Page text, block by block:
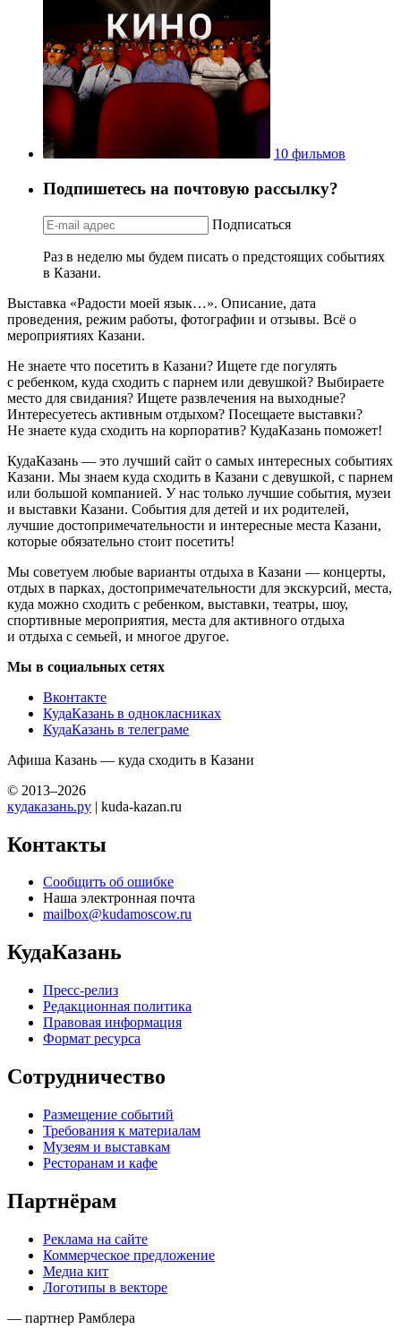
10 фильмов
Подпишетесь на почтовую рассылку?
Подписаться
Раз в неделю мы будем писать о предстоящих событиях
в Казани.
Выставка «Радости моей язык…». Описание, дата
проведения, режим работы, фотографии и отзывы. Всё о
мероприятиях Казани.
Не знаете что посетить в Казани? Ищете где погулять
с ребенком, куда сходить с парнем или девушкой? Выбираете
место для свидания? Ищете развлечения на выходные?
Интересуетесь активным отдыхом? Посещаете выставки?
Не знаете куда сходить на корпоратив? КудаКазань поможет!
КудаКазань — это лучший сайт о самых интересных событиях
Казани. Мы знаем куда сходить в Казани с девушкой, с парнем
или большой компанией. У нас только лучшие события, музеи
и выставки Казани. События для детей и их родителей,
лучшие достопримечательности и интересные места Казани,
которые обязательно стоит посетить!
Мы советуем любые варианты отдыха в Казани — концерты,
отдых в парках, достопримечательности для экскурсий, места,
куда можно сходить с ребенком, выставки, театры, шоу,
спортивные мероприятия, места для активного отдыха
и отдыха с семьей, и многое другое.
Мы в социальных сетях
Вконтакте
КудаКазань в однокласниках
КудаКазань в телеграме
Афиша Казань — куда сходить в Казани
© 2013–2026
кудаказань.ру | kuda-kazan.ru
Контакты
Сообщить об ошибке
Наша электронная почта
mailbox@kudamoscow.ru
КудаКазань
Пресс-релиз
Редакционная политика
Правовая информация
Формат ресурса
Сотрудничество
Размещение событий
Требования к материалам
Музеям и выставкам
Ресторанам и кафе
Партнёрам
Реклама на сайте
Коммерческое предложение
Медиа кит
Логотипы в векторе
— партнер Рамблера